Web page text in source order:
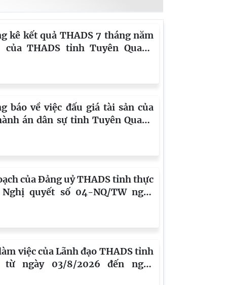
kê kết quả THADS 7 tháng năm
của THADS tỉnh Tuyên Quang
báo về việc đấu giá tài sản của
án dân sự tỉnh Tuyên Quang
(lần 8)
của Đảng uỷ THADS tỉnh thực
quyết số 04-NQ/TW ngày
Đảng đối với công tác phòng,
giai đoạn mới
việc của Lãnh đạo THADS tỉnh
từ ngày 03/8/2026 đến ngày